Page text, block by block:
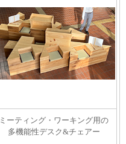
ミーティング・ワーキング用の
多機能性デスク&チェアー